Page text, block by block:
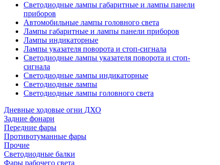
Светодиодные лампы габаритные и лампы панели
приборов
Автомобильные лампы головного света
Лампы габаритные и лампы панели приборов
Лампы индикаторные
Лампы указателя поворота и стоп-сигнала
Светодиодные лампы указателя поворота и стоп-
сигнала
Светодиодные лампы индикаторные
Светодиодные лампы
Светодиодные лампы головного света
Дневные ходовые огни ДХО
Задние фонари
Передние фары
Противотуманные фары
Прочие
Светодиодные балки
Фары рабочего света